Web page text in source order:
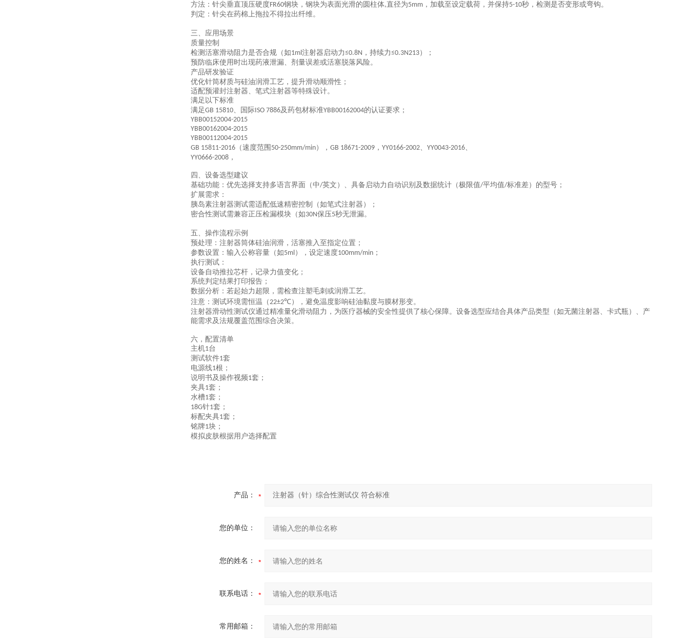
方法 ：针尖垂直顶压硬度FR60钢块，钢块为表面光滑的圆柱体,直径为5mm ，加载至设定载荷，并保持5-10秒，检测是否变形或弯钩。
判定 ：针尖在药棉上拖拉不得拉出纤维。
三、 应用场景
质量控制
检测活塞滑动阻力是否合规（如1ml注射器启动力≤0.8N ，持续力≤0.3N‌213）；
预防临床使用时出现药液泄漏、剂量误差或活塞脱落风险。
产品研发验证
优化针筒材质与硅油润滑工艺，提升滑动顺滑性；
适配预灌封注射器、笔式注射器等特殊设计。
满足以下标准
满足GB 15810、国际ISO 7886及药包材标准YBB00162004的认证要求 ；
YBB00152004-2015
YBB00162004-2015
YBB00112004-2015
‌GB 15811-2016‌ （速度范围 50-250mm/min） ， GB 18671-2009 ， YY0166-2002、 YY0043-2016、
YY0666-2008 ，
四、 设备选型建议
基础功能 ：优先选择支持多语言界面（中/英文）、具备启动力自动识别及数据统计（极限值/平均值/标准差）的型号 ；
扩展需求 ：
胰岛素注射器测试需适配低速精密控制（如笔式注射器 ）；
密合性测试需兼容正压检漏模块（如30N保压5秒无泄漏。
五、 操作流程示例
预处理 ：注射器筒体硅油润滑，活塞推入至指定位置 ；
参数设置 ：输入公称容量（如5ml），设定速度100mm/min‌ ；
执行测试 ：
设备自动推拉芯杆，记录力值变化；
系统判定结果打印报告 ；
数据分析 ：若起始力超限，需检查注塑毛刺或润滑工艺。
注意 ：测试环境需恒温（22±2℃），避免温度影响硅油黏度与膜材形变。
注射器滑动性测试仪通过精准量化滑动阻力，为医疗器械的安全性提供了核心保障。设备选型应结合具体产品类型（如无菌注射器、卡式瓶）、产
能需求及法规覆盖范围综合决策。
六， 配置清单
主机1台
测试软件1套
电源线1根；
说明书及操作视频1套；
夹具1套；
水槽1套；
18G针1套；
标配夹具1套；
铭牌1块；
模拟皮肤根据用户选择配置
产品：
您的单位：
您的姓名：
联系电话：
常用邮箱：